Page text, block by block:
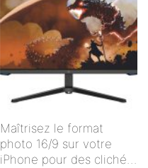
Maîtrisez le format
photo 16/9 sur votre
iPhone pour des clichés